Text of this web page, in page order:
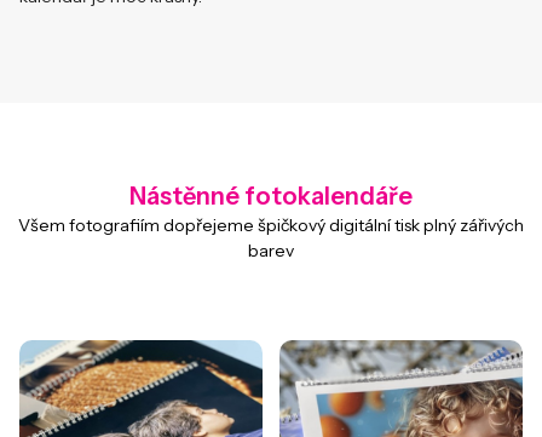
Nástěnné fotokalendáře
Všem fotografiím dopřejeme špičkový digitální tisk plný zářivých
barev